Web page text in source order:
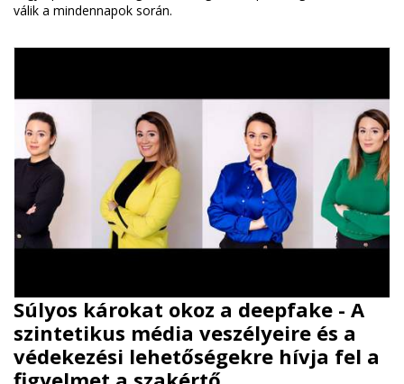
válik a mindennapok során.
Súlyos károkat okoz a deepfake - A
szintetikus média veszélyeire és a
védekezési lehetőségekre hívja fel a